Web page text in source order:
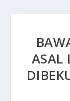
ASAL